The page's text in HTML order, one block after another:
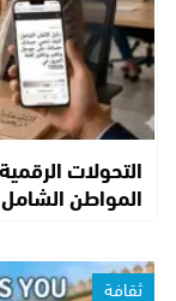
المواطن الشامل
ثقافة